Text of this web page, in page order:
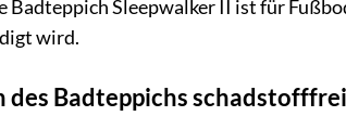
Badteppich Sleepwalker II ist für
wird.
des Badteppichs